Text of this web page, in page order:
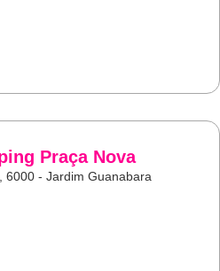
Praça Nova
6000 - Jardim Guanabara